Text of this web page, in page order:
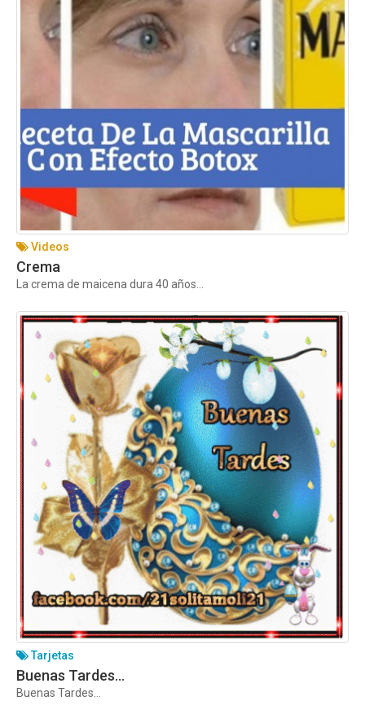
Videos
Crema
La crema de maicena dura 40 años...
Tarjetas
Buenas Tardes…
Buenas Tardes…